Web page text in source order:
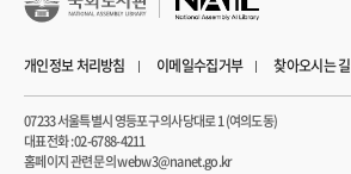
개인정보 처리방침 이메일수집거부 찾아오시는 길
07233 서울특별시 영등포구 의사당대로 1 (여의도동)
대표전화 : 02-6788-4211
홈페이지 관련 문의 webw3@nanet.go.kr